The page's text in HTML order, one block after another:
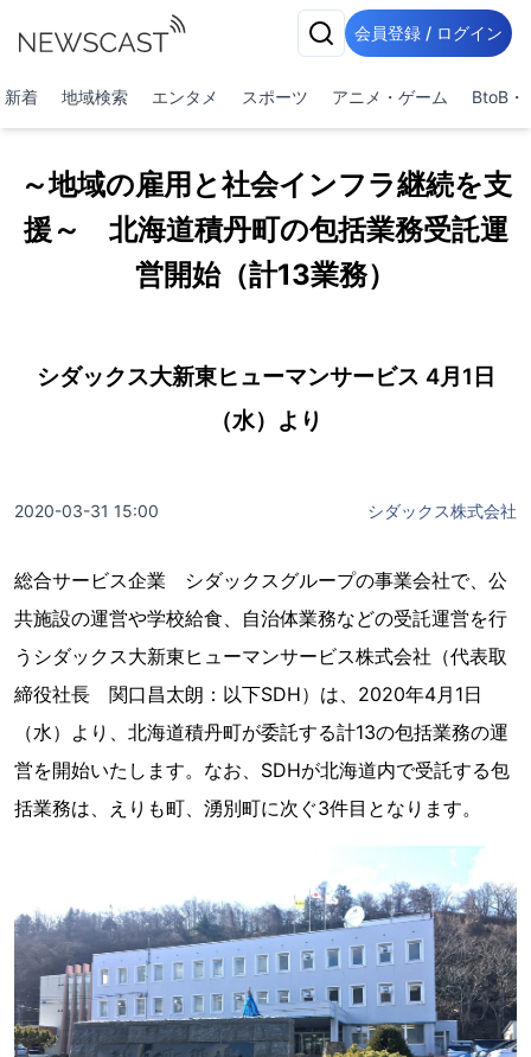
会員登録 / ログイン
新着 地域検索 エンタメ スポーツ アニメ・ゲーム BtoB・
～地域の雇用と社会インフラ継続を支
援～ 北海道積丹町の包括業務受託運
営開始（計13業務）
シダックス大新東ヒューマンサービス 4月1日
（水）より
2020-03-31 15:00 シダックス株式会社
総合サービス企業 シダックスグループの事業会社で、公
共施設の運営や学校給食、自治体業務などの受託運営を行
うシダックス大新東ヒューマンサービス株式会社（代表取
締役社長 関口昌太朗：以下SDH）は、2020年4月1日
（水）より、北海道積丹町が委託する計13の包括業務の運
営を開始いたします。なお、SDHが北海道内で受託する包
括業務は、えりも町、湧別町に次ぐ3件目となります。